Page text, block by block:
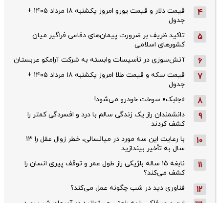
4
قیمت دلار و قیمت یورو امروز یکشنبه ۱۸ مرداد ۱۴۰۵ +
جدول
5
تاکید ظریف بر ضرورت پیمان‌های دفاعی فراگیر میان
کشورهای اسلامی
6 آتش‌سوزی در تأسیسات وابسته به شرکت آرامکو عربستان
7
قیمت سکه و قیمت طلا امروز یکشنبه ۱۸ مرداد ۱۴۰۵ +
جدول
8 «جلبک» سوخت خودرو می‌شود!
9
دانشمندان راز یک زندگی سالم با درد و افسردگی کمتر را
کشف کردند
10
با رعایت این سه مورد در میانسالی، خطر زوال عقل را ۱۳
سال به تأخیر بیندازید
11
نابغه ۱۵ ساله بلژیکی راز طول عمر و توقف پیری انسان را
کشف می‌کند؟
12 فناوری دید در شب چگونه عمل می‌کند؟